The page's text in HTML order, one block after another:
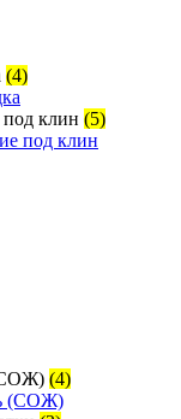
(4)
под клин (5)
(4)